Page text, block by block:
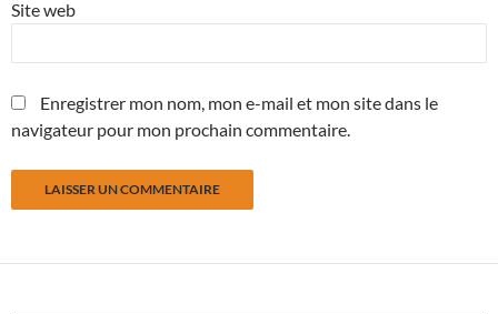
Site web
Enregistrer mon nom, mon e-mail et mon site dans le
navigateur pour mon prochain commentaire.